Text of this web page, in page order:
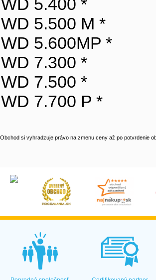
WD 5.400 *
WD 5.500 M *
WD 5.600MP *
WD 7.300 *
WD 7.500 *
WD 7.700 P *
Obchod si vyhradzuje právo na zmenu ceny až po potvrdenie